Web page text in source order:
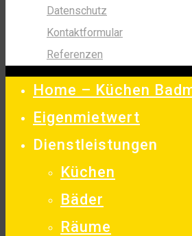
Datenschutz
Kontaktformular
Referenzen
Home – Küchen
Eigenmietwert
Dienstleistungen
Küchen
Bäder
Räume